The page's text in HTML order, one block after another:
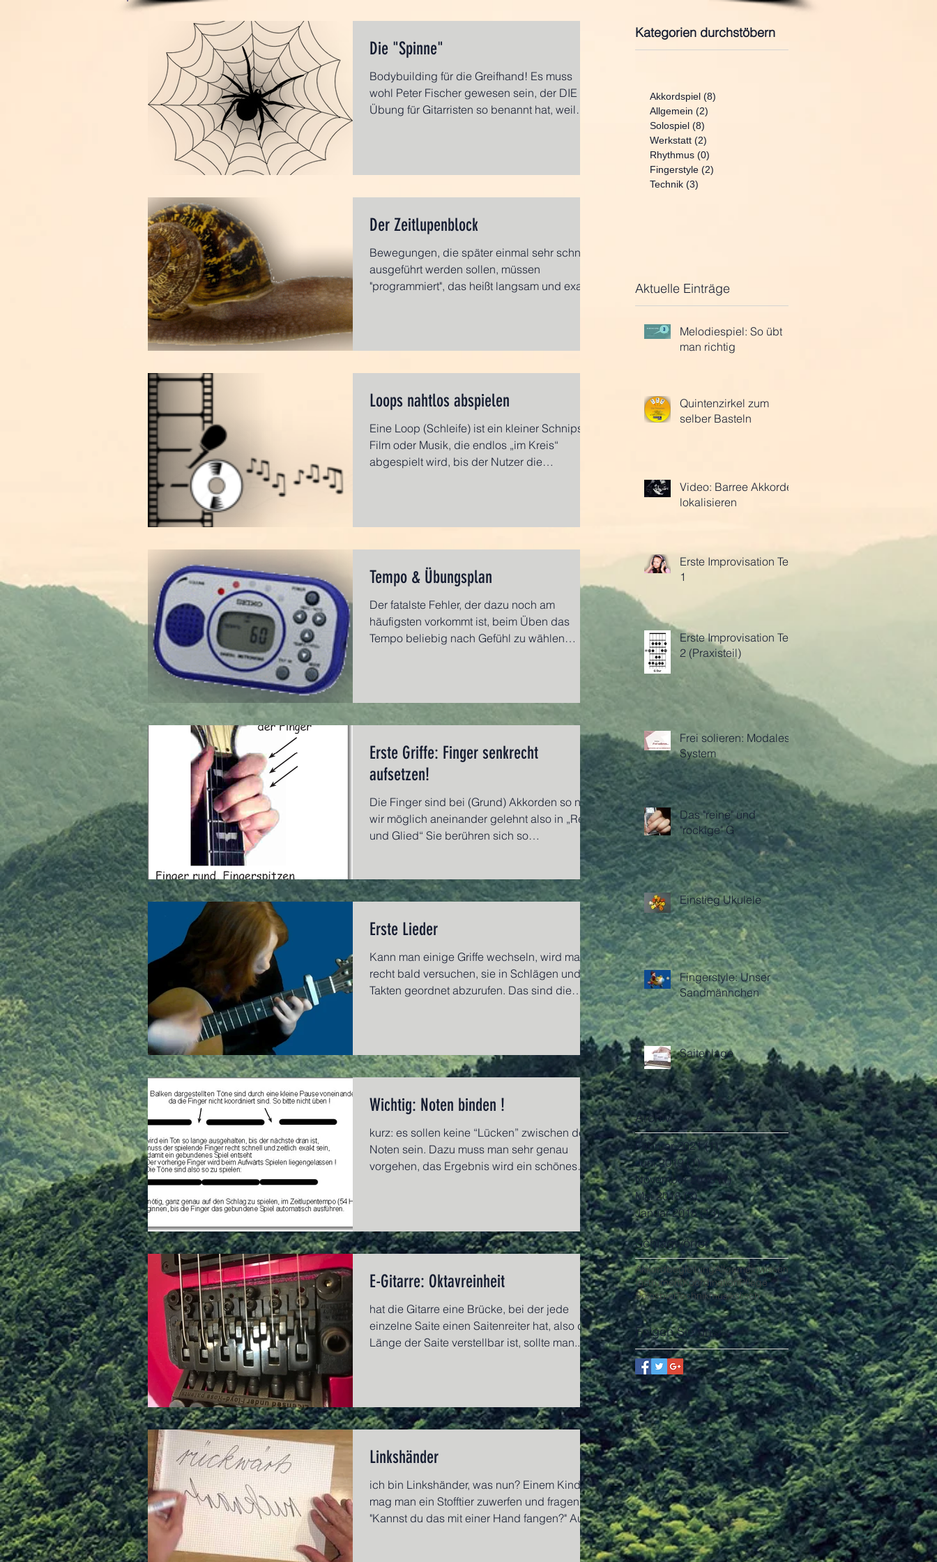
Die "Spinne"
Bodybuilding für die Greifhand! Es muss
wohl Peter Fischer gewesen sein, der DIE
Übung für Gitarristen so benannt hat, weil
Der Zeitlupenblock
Bewegungen, die später einmal sehr schnell
ausgeführt werden sollen, müssen
"programmiert", das heißt langsam und exakt
Loops nahtlos abspielen
Eine Loop (Schleife) ist ein kleiner Schnipsel
Film oder Musik, die endlos „im Kreis“
abgespielt wird, bis der Nutzer die
Tempo & Übungsplan
Der fatalste Fehler, der dazu noch am
häufigsten vorkommt ist, beim Üben das
Tempo beliebig nach Gefühl zu wählen
Erste Griffe: Finger senkrecht
aufsetzen!
Die Finger sind bei (Grund) Akkorden so nah
wir möglich aneinander gelehnt also in „Reih
und Glied“ Sie berühren sich so
Erste Lieder
Kann man einige Griffe wechseln, wird man
recht bald versuchen, sie in Schlägen und
Takten geordnet abzurufen. Das sind die
Wichtig: Noten binden !
kurz: es sollen keine “Lücken” zwischen den
Noten sein. Dazu muss man sehr genau
vorgehen, das Ergebnis wird ein schönes
E-Gitarre: Oktavreinheit
hat die Gitarre eine Brücke, bei der jede
einzelne Saite einen Saitenreiter hat, also die
Länge der Saite verstellbar ist, sollte man...
Linkshänder
ich bin Linkshänder, was nun? Einem Kind
mag man ein Stofftier zuwerfen und fragen:
"Kannst du das mit einer Hand fangen?" Auch
Kategorien durchstöbern
Akkordspiel (8)
Allgemein (2)
Solospiel (8)
Werkstatt (2)
Rhythmus (0)
Fingerstyle (2)
Technik (3)
Aktuelle Einträge
Melodiespiel: So übt
man richtig
Quintenzirkel zum
selber Basteln
Video: Barree Akkorde
lokalisieren
Erste Improvisation Teil
1
Erste Improvisation Teil
2 (Praxisteil)
Frei solieren: Modales
System
Das "reine" und
"rockige" G
Einstieg Ukulele
Fingerstyle: Unser
Sandmännchen
Saitenlage
Archiv
Februar 2021 (1)1 Beitrag
Juni 2019 (1)1 Beitrag
November 2018 (1)1 Beitrag
Mai 2018 (3)3 Beiträge
Januar 2018 (13)13 Beiträge
Schlagwörter
AkkordbegleitungAllgemeinwissen
InstrumentKoordinationPflege
SolospielTechnikmusikslisch
Folgen Sie uns!